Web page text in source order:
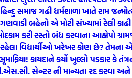
સમાજ ગઢી ધર્મશાળા ખાતે રામ
બહેનો એ મોટી સંખ્યામાં રેલી
કરી રસ્તો બંધ કરવાના આક્ષેપો
વિદ્યાર્થીઓ ખરેખર કોણ છે? તેમના
કાયદાને કર્યો ખુલ્લો પડકાર કે
સેન્ટર ની માન્યતા રદ કરવા અને